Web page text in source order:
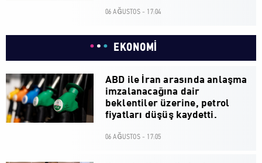
06 AĞUSTOS - 17:04
EKONOMİ
ABD ile İran arasında anlaşma
imzalanacağına dair
beklentiler üzerine, petrol
fiyatları düşüş kaydetti.
06 AĞUSTOS - 17:05